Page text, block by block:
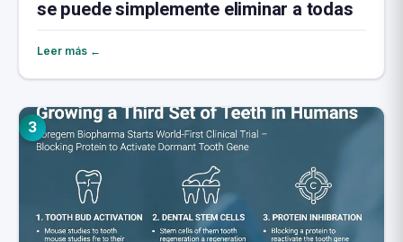
se puede simplemente eliminar a todas
Leer más ←
3